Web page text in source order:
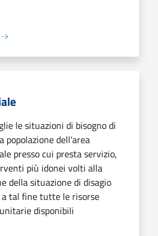
le situazioni di bisogno di
popolazione dell’area
presso cui presta servizio,
più idonei volti alla
della situazione di disagio
a tal fine tutte le risorse
disponibili